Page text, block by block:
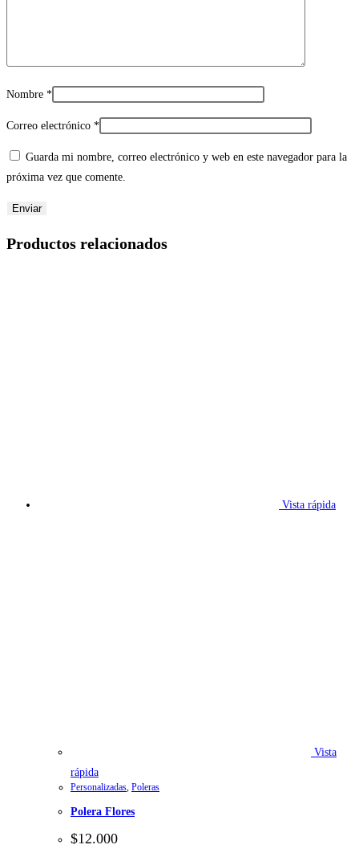
Nombre *
Correo electrónico *
Guarda mi nombre, correo electrónico y web en este navegador para la
próxima vez que comente.
Productos relacionados
Vista rápida
Vista
rápida
Personalizadas, Poleras
Polera Flores
$12.000